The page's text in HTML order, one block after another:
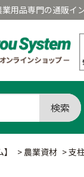
用品専門の通販イ
検索
> 農業資材 >支